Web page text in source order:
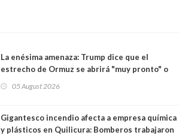
La enésima amenaza: Trump dice que el
estrecho de Ormuz se abrirá "muy pronto" o
05 August 2026
Gigantesco incendio afecta a empresa química
y plásticos en Quilicura: Bomberos trabajaron